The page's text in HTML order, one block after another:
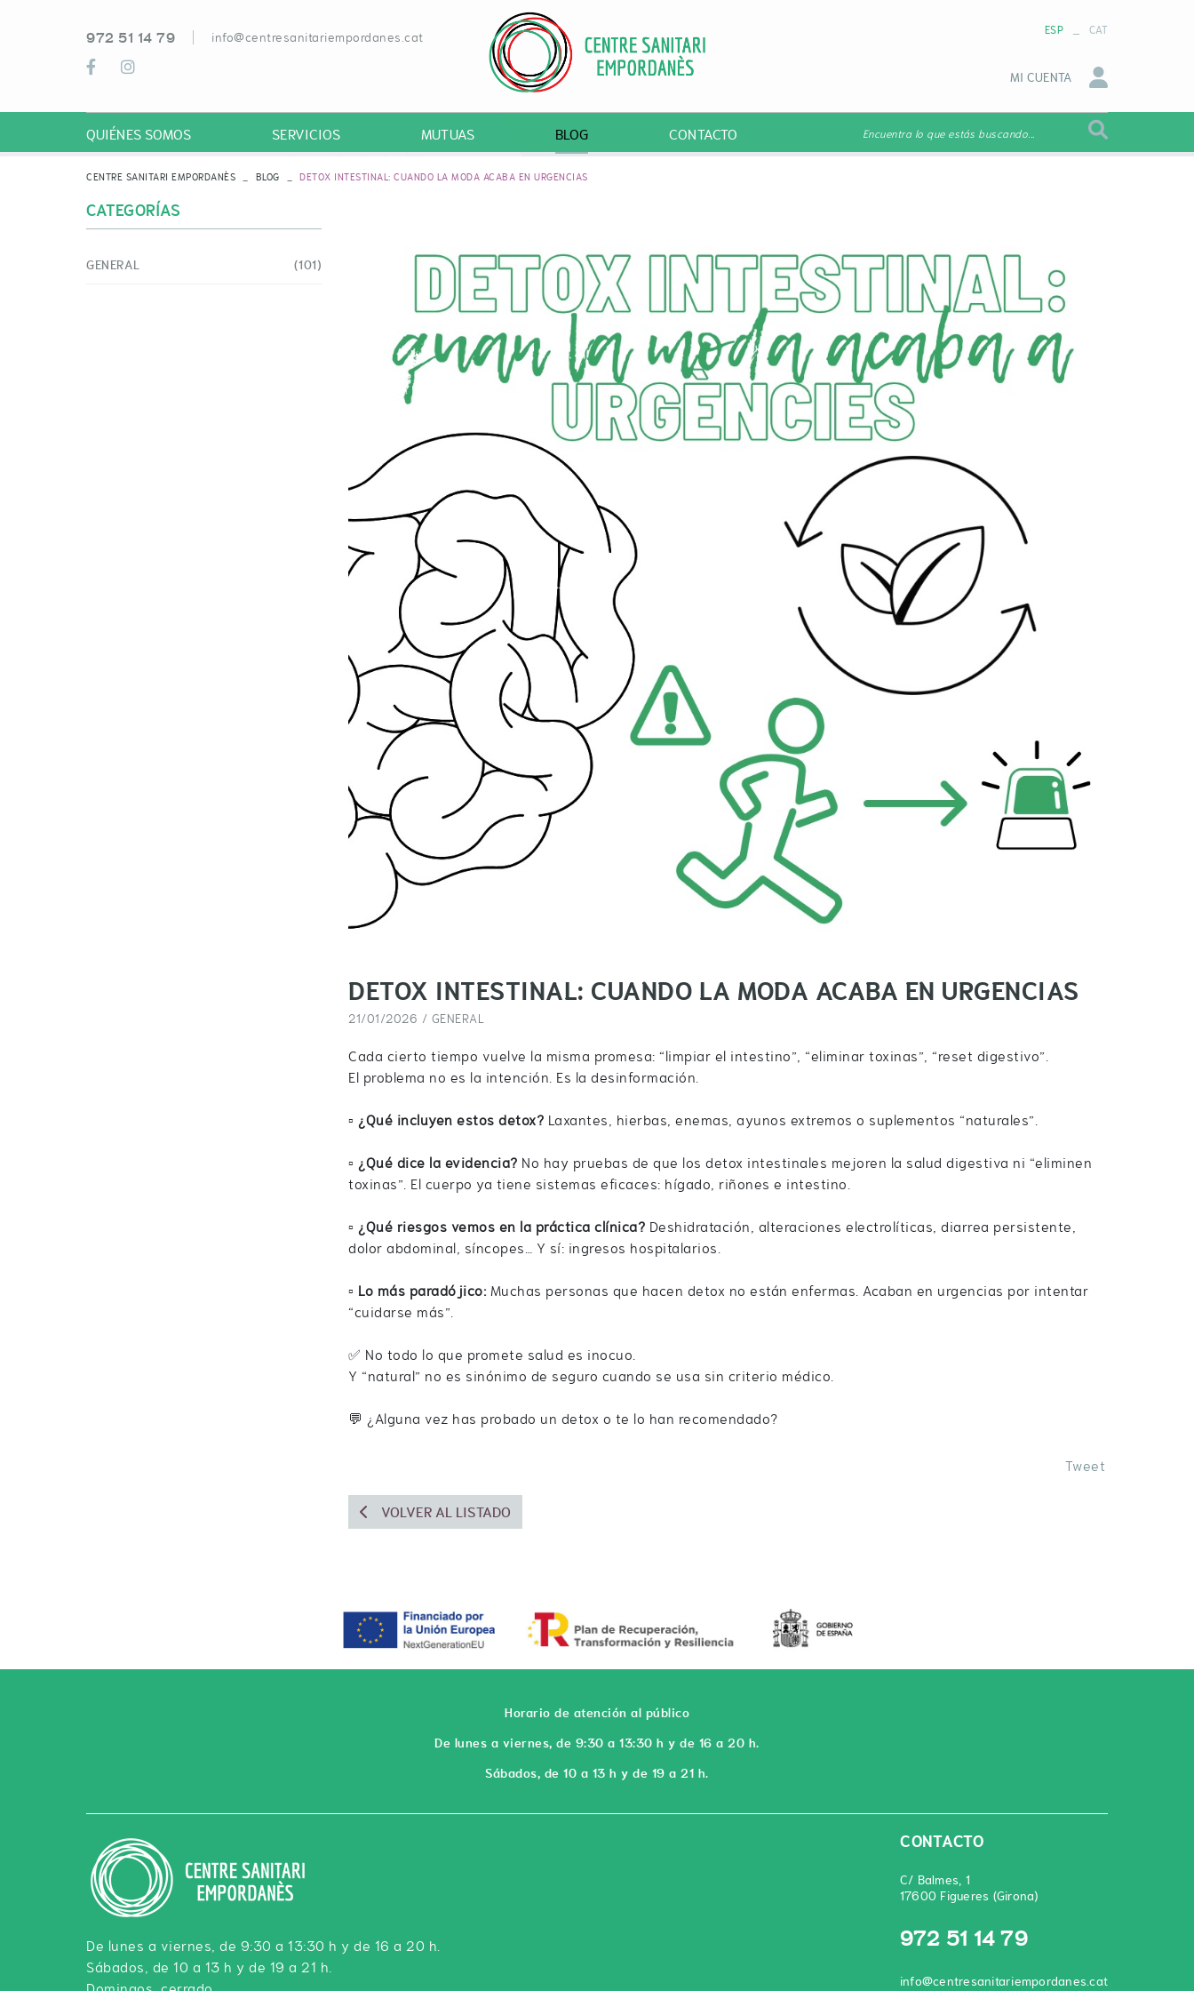
972 51 14 79 info@centresanitariempordanes.cat ESP _ CAT
MI CUENTA
QUIÉNES SOMOS SERVICIOS MUTUAS BLOG CONTACTO Encuentra lo que estás buscando...
CENTRE SANITARI EMPORDANÈS BLOG DETOX INTESTINAL: CUANDO LA MODA ACABA EN URGENCIAS
DETOX INTESTINAL: CUANDO LA MODA ACABA EN URGENCIAS
21/01/2026 / GENERAL
Cada cierto tiempo vuelve la misma promesa: “limpiar el intestino”, “eliminar toxinas”, “reset digestivo”.
El problema no es la intención. Es la desinformación.
▫️ ¿Qué incluyen estos detox? Laxantes, hierbas, enemas, ayunos extremos o suplementos “naturales”.
▫️ ¿Qué dice la evidencia? No hay pruebas de que los detox intestinales mejoren la salud digestiva ni “eliminen
toxinas”. El cuerpo ya tiene sistemas eficaces: hígado, riñones e intestino.
▫️ ¿Qué riesgos vemos en la práctica clínica? Deshidratación, alteraciones electrolíticas, diarrea persistente,
dolor abdominal, síncopes… Y sí: ingresos hospitalarios.
▫️ Lo más paradójico:Muchas personas que hacen detox no están enfermas. Acaban en urgencias por intentar
“cuidarse más”.
✅ No todo lo que promete salud es inocuo.
Y “natural” no es sinónimo de seguro cuando se usa sin criterio médico.
💬 ¿Alguna vez has probado un detox o te lo han recomendado?
Tweet
VOLVER AL LISTADO
CATEGORÍAS
GENERAL (101)
Horario de atención al público
De lunes a viernes, de 9:30 a 13:30 h y de 16 a 20 h.
Sábados, de 10 a 13 h y de 19 a 21 h.
De lunes a viernes, de 9:30 a 13:30 h y de 16 a 20 h.
Sábados, de 10 a 13 h y de 19 a 21 h.
CONTACTO
C/ Balmes, 1
17600 Figueres (Girona)
972 51 14 79
info@centresanitariempordanes.cat